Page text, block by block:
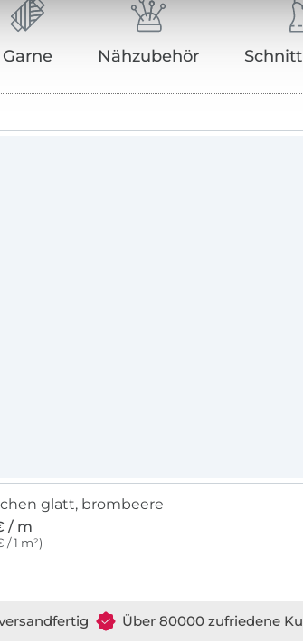
Garne Nähzubehör
glatt, brombeere
/ m
/ 1 m²)
Über 80000 zufriedene